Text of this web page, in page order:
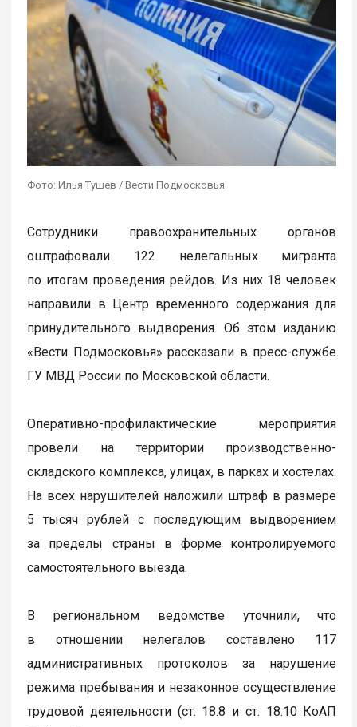
Фото: Илья Тушев / Вести Подмосковья
Сотрудники правоохранительных органов
оштрафовали 122 нелегальных мигранта
по итогам проведения рейдов. Из них 18 человек
направили в Центр временного содержания для
принудительного выдворения. Об этом изданию
«Вести Подмосковья» рассказали в пресс-службе
ГУ МВД России по Московской области.
Оперативно-профилактические мероприятия
провели на территории производственно-
складского комплекса, улицах, в парках и хостелах.
На всех нарушителей наложили штраф в размере
5 тысяч рублей с последующим выдворением
за пределы страны в форме контролируемого
самостоятельного выезда.
В региональном ведомстве уточнили, что
в отношении нелегалов составлено 117
административных протоколов за нарушение
режима пребывания и незаконное осуществление
трудовой деятельности (ст. 18.8 и ст. 18.10 КоАП